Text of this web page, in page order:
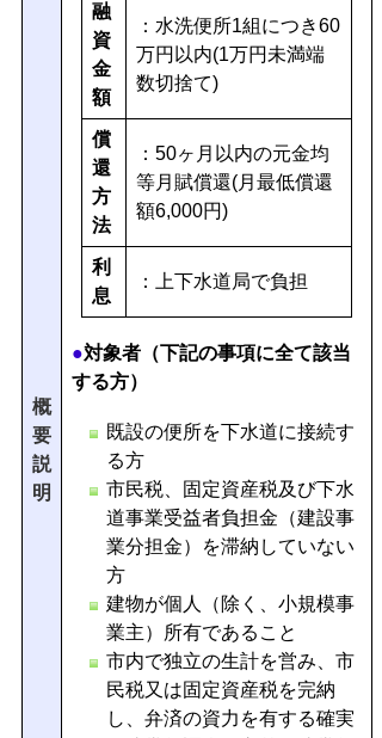
概
要
説
明
融
資
金
額
：水洗便所1組につき60
万円以内(1万円未満端
数切捨て)
償
還
方
法
：50ヶ月以内の元金均
等月賦償還(月最低償還
額6,000円)
利
息
：上下水道局で負担
●対象者（下記の事項に全て該当
する方）
既設の便所を下水道に接続す
る方
市民税、固定資産税及び下水
道事業受益者負担金（建設事
業分担金）を滞納していない
方
建物が個人（除く、小規模事
業主）所有であること
市内で独立の生計を営み、市
民税又は固定資産税を完納
し、弁済の資力を有する確実